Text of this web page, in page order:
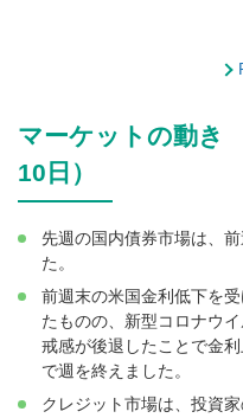
マーケットの動き
10日）
先週の国内債券市場は、
た。
前週末の米国金利低下を
たものの、新型コロナウ
戒感が後退したことで金
で週を終えました。
クレジット市場は、投資